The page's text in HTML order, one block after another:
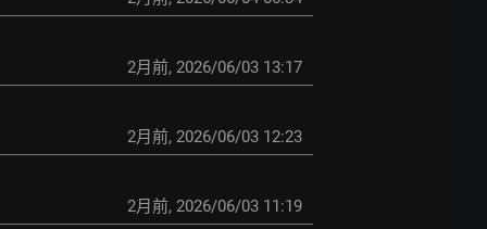
2月前, 2026/06/03 13:17
2月前, 2026/06/03 12:23
2月前, 2026/06/03 11:19